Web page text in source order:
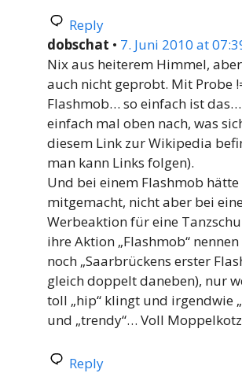
Reply
dobschat • 7. Juni 2010 at
Nix aus heiterem Himmel,
auch nicht geprobt. Mit Probe
Flashmob… so einfach ist
einfach mal oben nach, was
diesem Link zur Wikipedia
man kann Links folgen).
Und bei einem Flashmob
mitgemacht, nicht aber bei
Werbeaktion für eine
ihre Aktion „Flashmob“ nennen
noch „Saarbrückens erster
gleich doppelt daneben), nur
toll „hip“ klingt und irgendwie
und „trendy“… Voll
Reply